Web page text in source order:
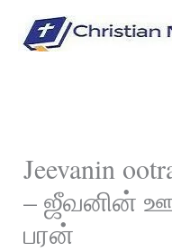
Jeevanin
– ஜீவனின்‌
பரன்‌